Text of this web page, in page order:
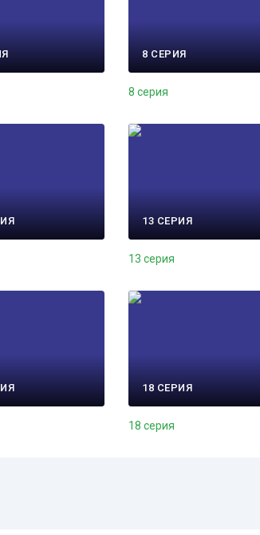
8 СЕРИЯ
8 серия
13 СЕРИЯ
13 серия
18 СЕРИЯ
18 серия